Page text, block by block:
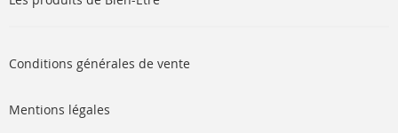
Conditions générales de vente
Mentions légales